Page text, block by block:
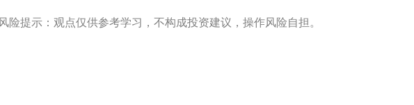
风险提示：观点仅供参考学习，不构成投资建议，操作风险自担。